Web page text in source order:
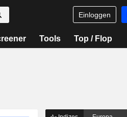
Einloggen
Tools Top / Flop